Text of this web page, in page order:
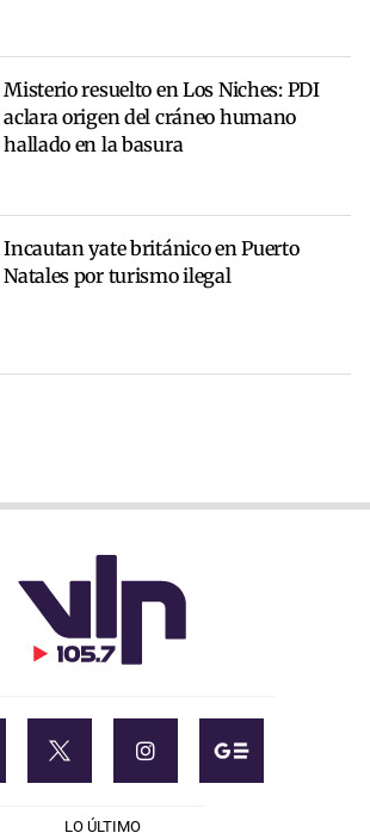
Misterio resuelto en Los Niches: PDI
aclara origen del cráneo humano
hallado en la basura
Incautan yate británico en Puerto
Natales por turismo ilegal
LO ÚLTIMO